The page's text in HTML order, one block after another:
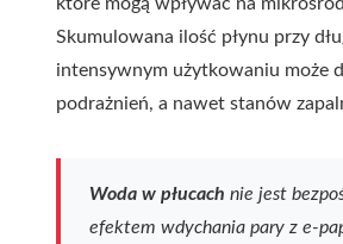
Skumulowana ilość płynu przy
intensywnym użytkowaniu może
podrażnień, a nawet stanów
Woda w płucach nie jest
efektem wdychania pary z e-